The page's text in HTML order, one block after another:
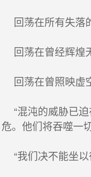
回荡在所有失落
回荡在曾经辉煌
回荡在曾照映虚
“混沌的威胁已迫
危。他们将吞噬一
“我们决不能坐以